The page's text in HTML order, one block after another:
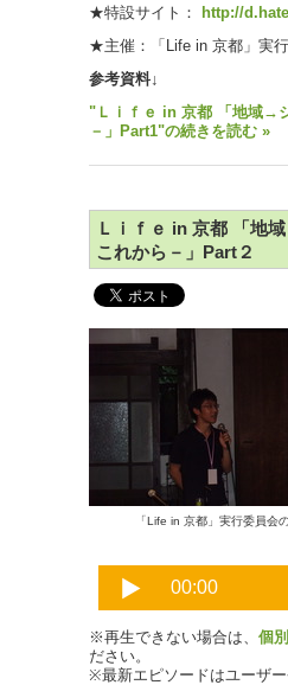
★特設サイト：
http://
★主催：「Life in 京都」実
参考資料↓
"Ｌｉｆｅ in 京都 「地域→
－」Part1"の続きを読む »
Ｌｉｆｅ in 京都 「地
これから－」Part２
「Life in 京都」実行委員会
※再生できない場合は、 個
ださい。
※最新エピソードはユーザ